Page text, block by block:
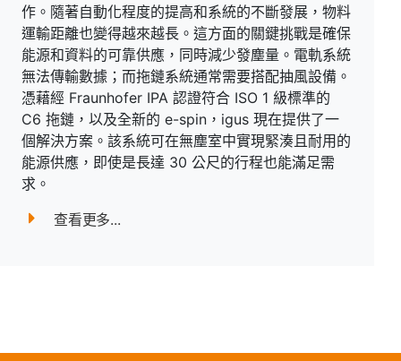
作。隨著自動化程度的提高和系統的不斷發展，物料
運輸距離也變得越來越長。這方面的關鍵挑戰是確保
能源和資料的可靠供應，同時減少發塵量。電軌系統
無法傳輸數據；而拖鏈系統通常需要搭配抽風設備。
憑藉經 Fraunhofer IPA 認證符合 ISO 1 級標準的
C6 拖鏈，以及全新的 e-spin，igus 現在提供了一
個解決方案。該系統可在無塵室中實現緊湊且耐用的
能源供應，即使是長達 30 公尺的行程也能滿足需
求。
查看更多...